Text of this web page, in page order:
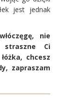
jest jednak
nie
straszne Ci
chcesz
zapraszam